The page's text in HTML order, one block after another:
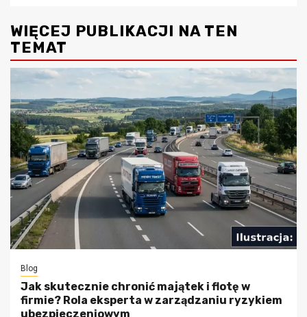
WIĘCEJ PUBLIKACJI NA TEN
TEMAT
Blog
Jak skutecznie chronić majątek i flotę w
firmie? Rola eksperta w zarządzaniu ryzykiem
ubezpieczeniowym